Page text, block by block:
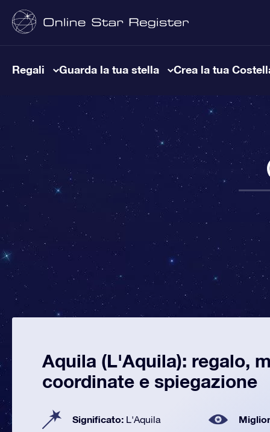
Regali Guarda la tua stella Crea la tua
Aquila (L'Aquila): regalo,
coordinate e spiegazione
Significato: L'Aquila